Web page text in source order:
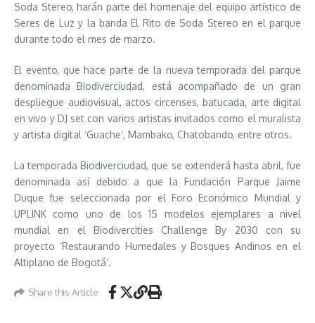
Soda Stereo, harán parte del homenaje del equipo artístico de
Seres de Luz y la banda El Rito de Soda Stereo en el parque
durante todo el mes de marzo.
El evento, que hace parte de la nueva temporada del parque
denominada Biodiverciudad, está acompañado de un gran
despliegue audiovisual, actos circenses, batucada, arte digital
en vivo y DJ set con varios artistas invitados como el muralista
y artista digital ‘Guache’, Mambako, Chatobando, entre otros.
La temporada Biodiverciudad, que se extenderá hasta abril, fue
denominada así debido a que la Fundación Parque Jaime
Duque fue seleccionada por el Foro Económico Mundial y
UPLINK como uno de los 15 modelos ejemplares a nivel
mundial en el Biodivercities Challenge By 2030 con su
proyecto ‘Restaurando Humedales y Bosques Andinos en el
Altiplano de Bogotá’.
Share this Article